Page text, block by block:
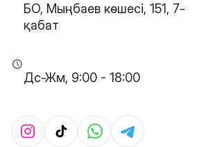
БО, Мыңбаев көшесі, 151, 7-
қабат
Дс-Жм, 9:00 - 18:00